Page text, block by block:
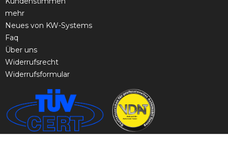
mehr
Neues von KW-Systems
Faq
Über uns
Widerrufsrecht
Widerrufsformular